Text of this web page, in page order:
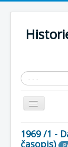
Vyhledávání...
Přepnout
navigaci
AKTUÁLNÍ
1969 /1 -
časopis)